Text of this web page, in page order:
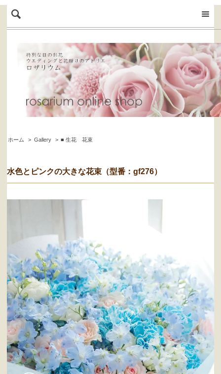
ホーム > Gallery > ■ 生花 花束
水色とピンクの大きな花束（型番：gf276）